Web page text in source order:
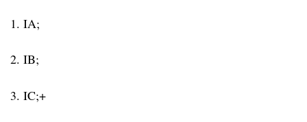
1. IA;
2. IB;
3. IC;+